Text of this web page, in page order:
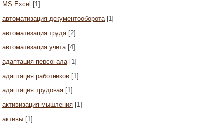
MS Excel [1]
автоматизация документооборота[1]
автоматизация труда[2]
автоматизация учета[4]
адаптация персонала[1]
адаптация работников [1]
адаптация трудовая [1]
активизация мышления [1]
активы [1]